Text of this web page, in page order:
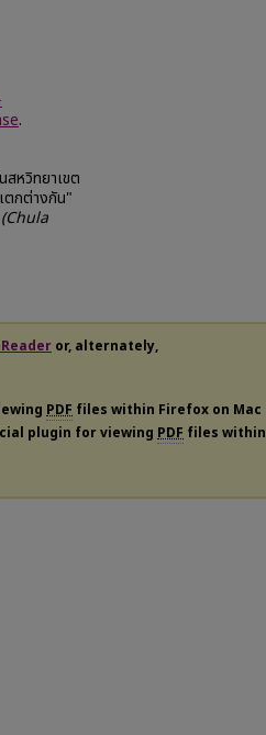
.
สหวิทยาเขต
ตกต่างกัน"
or, alternately,
PDF files within Firefox on Mac
plugin for viewing PDF files within